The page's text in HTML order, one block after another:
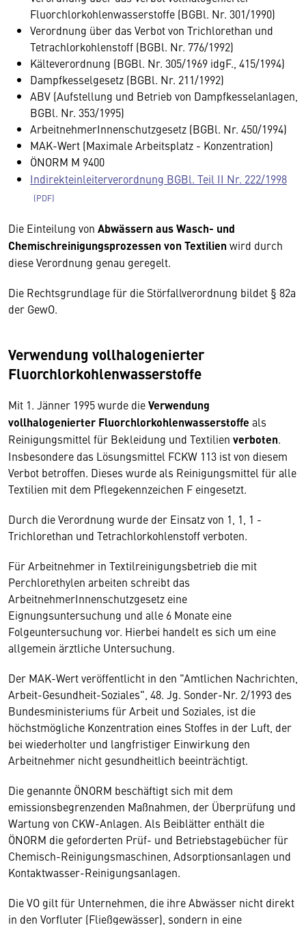
Fluorchlorkohlenwasserstoffe (BGBl. Nr. 301/1990)
Verordnung über das Verbot von Trichlorethan und
Tetrachlorkohlenstoff (BGBl. Nr. 776/1992)
Kälteverordnung (BGBl. Nr. 305/1969 idgF., 415/1994)
Dampfkesselgesetz (BGBl. Nr. 211/1992)
ABV (Aufstellung und Betrieb von Dampfkesselanlagen,
BGBl. Nr. 353/1995)
ArbeitnehmerInnenschutzgesetz (BGBl. Nr. 450/1994)
MAK-Wert (Maximale Arbeitsplatz - Konzentration)
ÖNORM M 9400
Indirekteinleiterverordnung BGBl. Teil II Nr. 222/1998
Die Einteilung von Abwässern aus Wasch- und
Chemischreinigungsprozessen von Textilien wird durch
diese Verordnung genau geregelt.
Die Rechtsgrundlage für die Störfallverordnung bildet § 82a
der GewO.
Verwendung vollhalogenierter
Fluorchlorkohlenwasserstoffe
Mit 1. Jänner 1995 wurde dieVerwendung
vollhalogenierter Fluorchlorkohlenwasserstoffe als
Reinigungsmittel für Bekleidung und Textilien verboten.
Insbesondere das Lösungsmittel FCKW 113 ist von diesem
Verbot betroffen. Dieses wurde als Reinigungsmittel für alle
Textilien mit dem Pflegekennzeichen F eingesetzt.
Durch die Verordnung wurde der Einsatz von 1, 1, 1 -
Trichlorethan und Tetrachlorkohlenstoff verboten.
Für Arbeitnehmer in Textilreinigungsbetrieb die mit
Perchlorethylen arbeiten schreibt das
ArbeitnehmerInnenschutzgesetz eine
Eignungsuntersuchung und alle 6 Monate eine
Folgeuntersuchung vor. Hierbei handelt es sich um eine
allgemein ärztliche Untersuchung.
Der MAK-Wert veröffentlicht in den "Amtlichen Nachrichten,
Arbeit-Gesundheit-Soziales", 48. Jg. Sonder-Nr. 2/1993 des
Bundesministeriums für Arbeit und Soziales, ist die
höchstmögliche Konzentration eines Stoffes in der Luft, der
bei wiederholter und langfristiger Einwirkung den
Arbeitnehmer nicht gesundheitlich beeinträchtigt.
Die genannte ÖNORM beschäftigt sich mit dem
emissionsbegrenzenden Maßnahmen, der Überprüfung und
Wartung von CKW-Anlagen. Als Beiblätter enthält die
ÖNORM die geforderten Prüf- und Betriebstagebücher für
Chemisch-Reinigungsmaschinen, Adsorptionsanlagen und
Kontaktwasser-Reinigungsanlagen.
Die VO gilt für Unternehmen, die ihre Abwässer nicht direkt
in den Vorfluter (Fließgewässer), sondern in eine